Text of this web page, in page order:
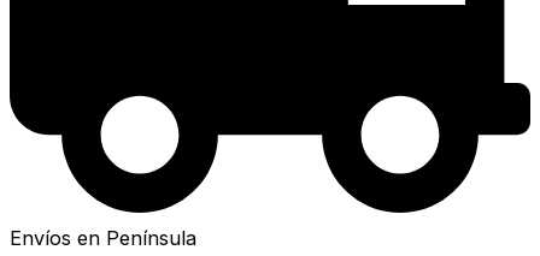
Envíos en Península